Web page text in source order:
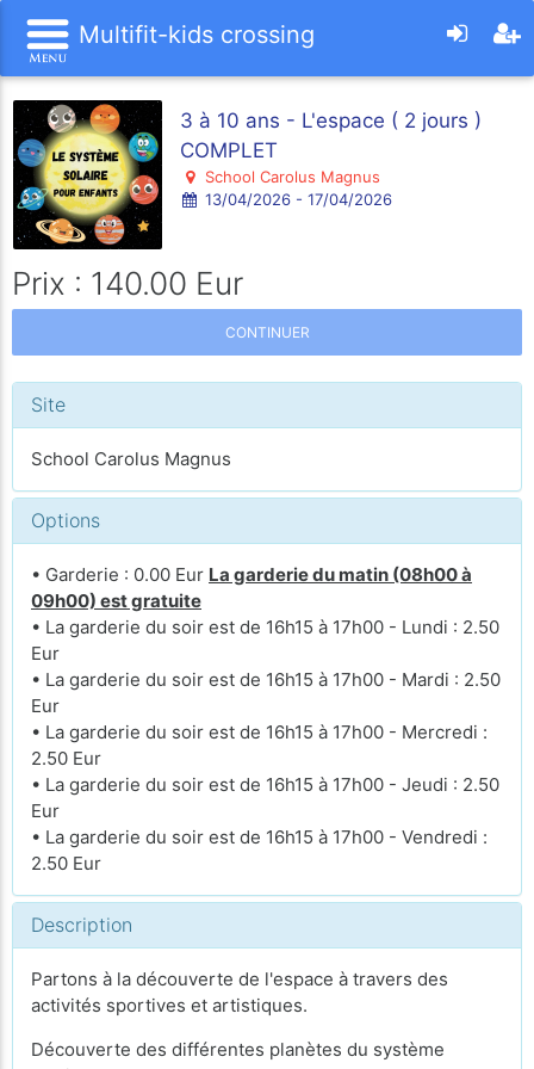
Multifit-kids crossing
3 à 10 ans - L'espace ( 2 jours )
COMPLET
School Carolus Magnus
13/04/2026 - 17/04/2026
Prix : 140.00 Eur
CONTINUER
Site
School Carolus Magnus
Options
• Garderie : 0.00 Eur La garderie du matin (08h00 à
09h00) est gratuite
• La garderie du soir est de 16h15 à 17h00 - Lundi : 2.50
Eur
• La garderie du soir est de 16h15 à 17h00 - Mardi : 2.50
Eur
• La garderie du soir est de 16h15 à 17h00 - Mercredi :
2.50 Eur
• La garderie du soir est de 16h15 à 17h00 - Jeudi : 2.50
Eur
• La garderie du soir est de 16h15 à 17h00 - Vendredi :
2.50 Eur
Description
Partons à la découverte de l'espace à travers des
activités sportives et artistiques.
Découverte des différentes planètes du système